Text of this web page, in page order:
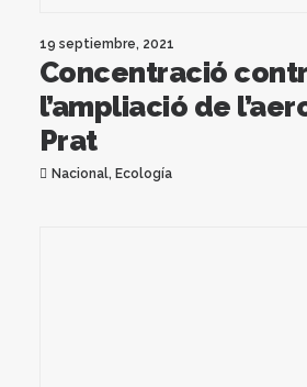
19 septiembre, 2021
Concentració
l’ampliació de
Prat
Nacional, Ecología